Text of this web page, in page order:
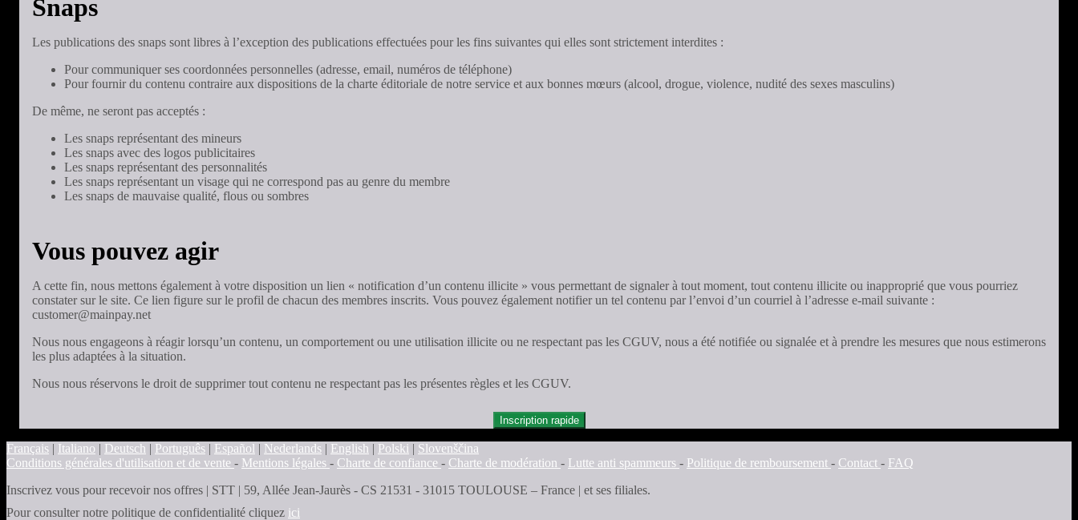
Snaps
Les publications des snaps sont libres à l’exception des publications effectuées pour les fins suivantes qui elles sont strictement interdites :
Pour communiquer ses coordonnées personnelles (adresse, email, numéros de téléphone)
Pour fournir du contenu contraire aux dispositions de la charte éditoriale de notre service et aux bonnes mœurs (alcool, drogue, violence, nudité des sexes masculins)
De même, ne seront pas acceptés :
Les snaps représentant des mineurs
Les snaps avec des logos publicitaires
Les snaps représentant des personnalités
Les snaps représentant un visage qui ne correspond pas au genre du membre
Les snaps de mauvaise qualité, flous ou sombres
Vous pouvez agir
A cette fin, nous mettons également à votre disposition un lien « notification d’un contenu illicite » vous permettant de signaler à tout moment, tout contenu illicite ou inapproprié que vous pourriez
constater sur le site. Ce lien figure sur le profil de chacun des membres inscrits. Vous pouvez également notifier un tel contenu par l’envoi d’un courriel à l’adresse e-mail suivante :
customer@mainpay.net
Nous nous engageons à réagir lorsqu’un contenu, un comportement ou une utilisation illicite ou ne respectant pas les CGUV, nous a été notifiée ou signalée et à prendre les mesures que nous estimerons
les plus adaptées à la situation.
Nous nous réservons le droit de supprimer tout contenu ne respectant pas les présentes règles et les CGUV.
Inscription rapide
Français | Italiano | Deutsch | Português | Español | Nederlands | English | Polski | Slovenščina
Conditions générales d'utilisation et de vente - Mentions légales - Charte de confiance - Charte de modération - Lutte anti spammeurs - Politique de remboursement - Contact - FAQ
Inscrivez vous pour recevoir nos offres | STT | 59, Allée Jean-Jaurès - CS 21531 - 31015 TOULOUSE – France | et ses filiales.
Pour consulter notre politique de confidentialité cliquez ici